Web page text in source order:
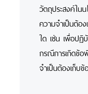
วัตถุประสงค์ใน
ความจำเป็นต้อ
ใด เช่น เพื่อปฏิ
กรณีการเกิดข้
จำเป็นต้องเก็บข้